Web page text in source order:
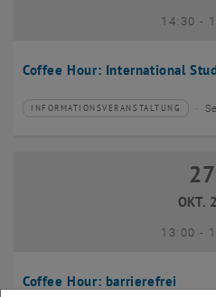
Coffee Hour: International
14:30-
Veranstaltungstyp:
INFORMATIONSVERANSTALTUNG
Veranstaltungsort:
Coffee Hour: barrierefrei
27 27
OKT.
13:00-